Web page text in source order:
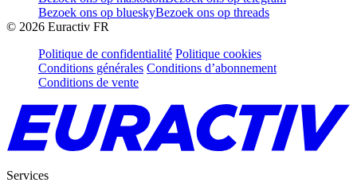
Bezoek ons op blueskyBezoek ons op threads
© 2026 Euractiv FR
Politique de confidentialité Politique cookies
Conditions générales Conditions d’abonnement
Conditions de vente
Services